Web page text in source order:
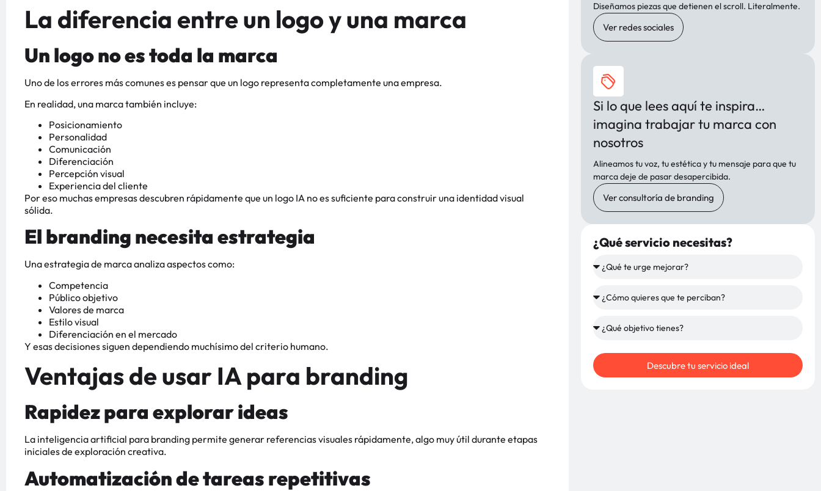
La diferencia entre un logo y una marca
Un logo no es toda la marca
Uno de los errores más comunes es pensar que un logo representa completamente una empresa.
En realidad, una marca también incluye:
Posicionamiento
Personalidad
Comunicación
Diferenciación
Percepción visual
Experiencia del cliente
Por eso muchas empresas descubren rápidamente que un logo IA no es suficiente para construir una identidad visual
sólida.
El branding necesita estrategia
Una estrategia de marca analiza aspectos como:
Competencia
Público objetivo
Valores de marca
Estilo visual
Diferenciación en el mercado
Y esas decisiones siguen dependiendo muchísimo del criterio humano.
Ventajas de usar IA para branding
Rapidez para explorar ideas
La inteligencia artificial para branding permite generar referencias visuales rápidamente, algo muy útil durante etapas
iniciales de exploración creativa.
Automatización de tareas repetitivas
Diseñamos piezas que detienen el scroll. Literalmente.
Ver redes sociales
Si lo que lees aquí te inspira…
imagina trabajar tu marca con
nosotros
Alineamos tu voz, tu estética y tu mensaje para que tu
marca deje de pasar desapercibida.
Ver consultoría de branding
¿Qué servicio necesitas?
Descubre tu servicio ideal